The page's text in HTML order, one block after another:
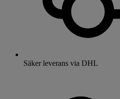
Säker leverans via DHL